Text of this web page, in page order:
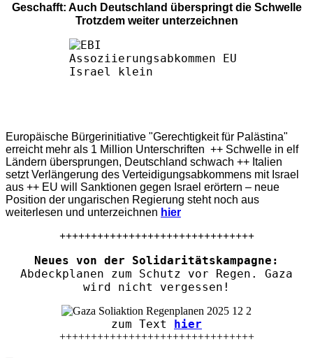
Geschafft: Auch Deutschland überspringt die Schwelle
Trotzdem weiter unterzeichnen
Europäische Bürgerinitiative "Gerechtigkeit für Palästina"
erreicht mehr als 1 Million Unterschriften ++ Schwelle in elf
Ländern übersprungen, Deutschland schwach ++ Italien
setzt Verlängerung des Verteidigungsabkommens mit Israel
aus ++ EU will Sanktionen gegen Israel erörtern – neue
Position der ungarischen Regierung steht noch aus
weiterlesen und unterzeichnen hier
+++++++++++++++++++++++++++++++
Neues von der Solidaritätskampagne:
Abdeckplanen zum Schutz vor Regen. Gaza
wird nicht vergessen!
zum Text hier
+++++++++++++++++++++++++++++++